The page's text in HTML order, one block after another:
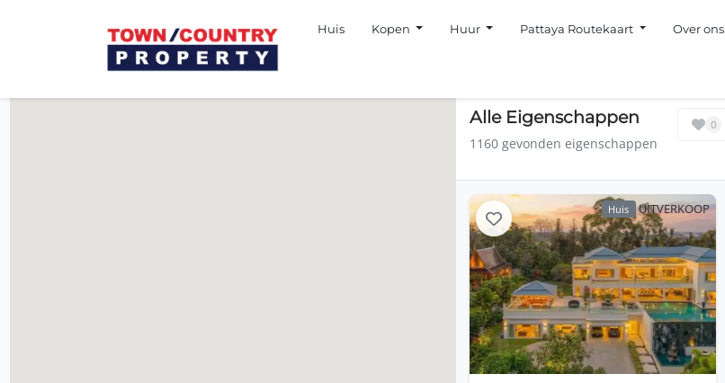
Huis Kopen Huur Pattaya Routekaart Over ons
Alle Eigenschappen
1160 gevonden eigenschappen
0
Huis UITVERKOOP